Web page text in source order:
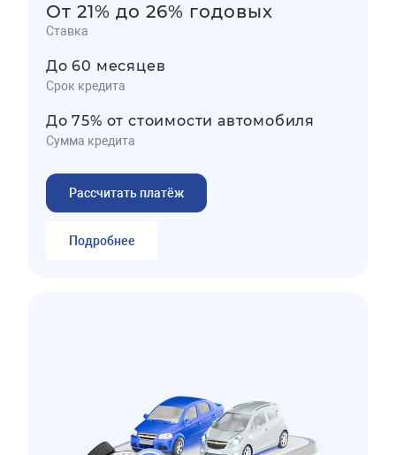
От 21% до 26% годовых
Ставка
До 60 месяцев
Срок кредита
До 75% от стоимости автомобиля
Сумма кредита
Рассчитать платёж
Подробнее